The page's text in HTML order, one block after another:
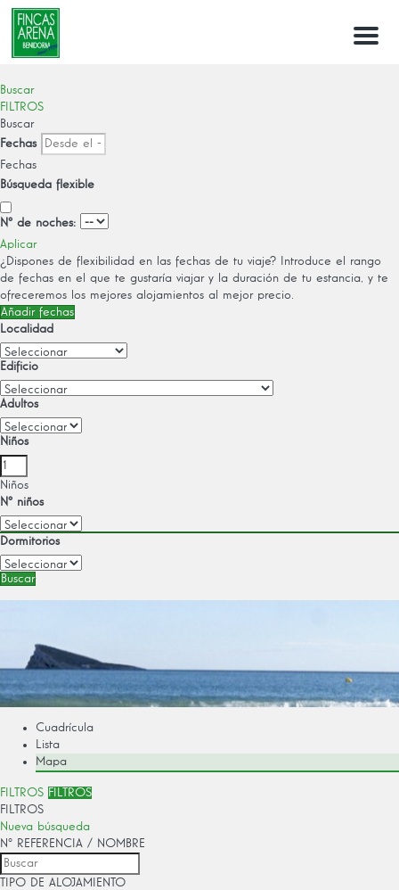
Menu
Buscar
FILTROS
Buscar
Fechas
Fechas
Búsqueda flexible
Nº de noches:
Aplicar
¿Dispones de flexibilidad en las fechas de tu viaje?
Introduce el rango
de fechas en el que te gustaría viajar y la duración de tu estancia, y te
ofreceremos los mejores alojamientos al mejor precio.
Añadir fechas
Localidad
Edificio
Adultos
Niños
Niños
Nº niños
Dormitorios
Buscar
Cuadrícula
Lista
Mapa
FILTROS FILTROS
FILTROS
Nueva búsqueda
Nº REFERENCIA / NOMBRE
TIPO DE ALOJAMIENTO